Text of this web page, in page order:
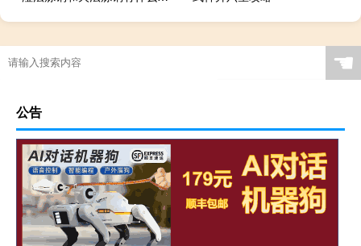
☚
公告